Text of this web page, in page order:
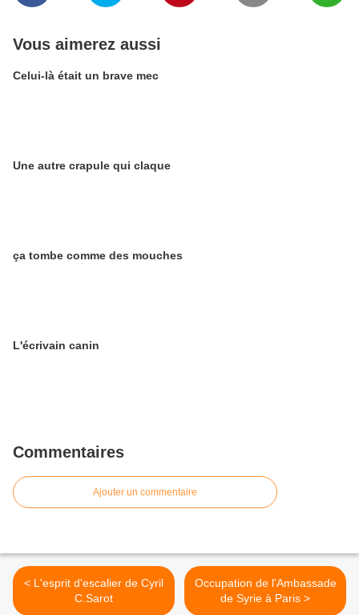
Vous aimerez aussi
Celui-là était un brave mec
Une autre crapule qui claque
ça tombe comme des mouches
L'écrivain canin
Commentaires
Ajouter un commentaire
< L'esprit d'escalier de Cyril
C.Sarot
Occupation de l'Ambassade
de Syrie à Paris >